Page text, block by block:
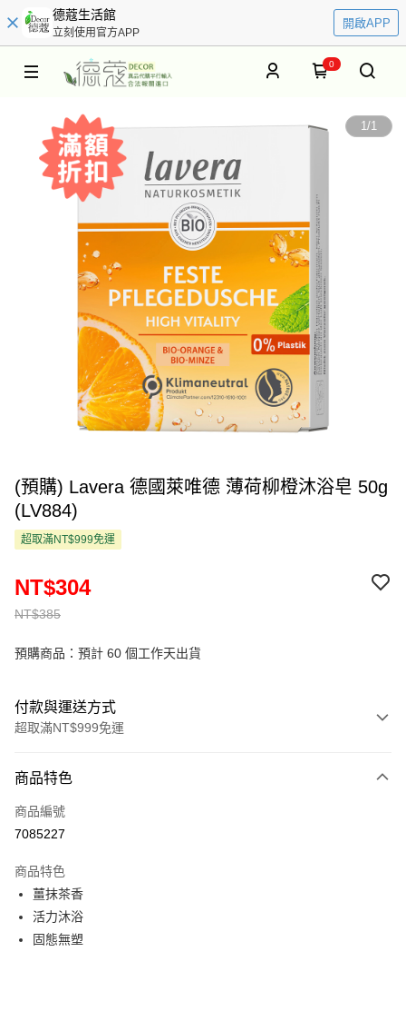
德蔻生活館
立刻使用官方APP
開啟APP
0
1/1
(預購) Lavera 德國萊唯德 薄荷柳橙沐浴皂 50g
(LV884)
超取滿NT$999免運
NT$385
NT$304
預購商品：預計 60 個工作天出貨
付款與運送方式
超取滿NT$999免運
信用卡一次付款
超商取貨付款
Apple Pay
街口支付
商品特色
商品編號
7085227
商品特色
薑抹茶香
活力沐浴
固態無塑